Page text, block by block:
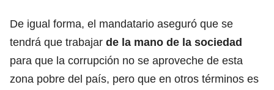
De igual forma, el mandatario aseguró que se
tendrá que trabajar de la mano de la sociedad
para que la corrupción no se aproveche de esta
zona pobre del país, pero que en otros términos es